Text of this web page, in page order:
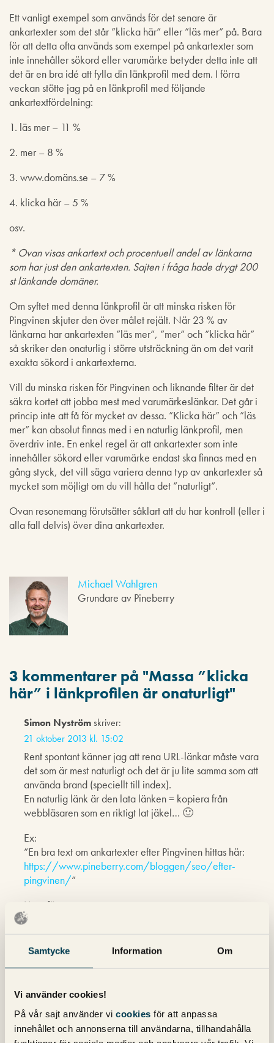
Samtycke Information Om
Vi använder cookies!
På vår sajt använder vi cookies för att anpassa
innehållet och annonserna till användarna, tillhandahålla
Ett vanligt exempel som används för det senare är
ankartexter som det står ”klicka här” eller ”läs mer” på. Bara
för att detta ofta används som exempel på ankartexter som
inte innehåller sökord eller varumärke betyder detta inte att
det är en bra idé att fylla din länkprofil med dem. I förra
veckan stötte jag på en länkprofil med följande
ankartextfördelning:
1. läs mer – 11 %
2. mer – 8 %
3. www.domäns.se – 7 %
4. klicka här – 5 %
osv.
* Ovan visas ankartext och procentuell andel av länkarna
som har just den ankartexten. Sajten i fråga hade drygt 200
st länkande domäner.
Om syftet med denna länkprofil är att minska risken för
Pingvinen skjuter den över målet rejält. När 23 % av
länkarna har ankartexten ”läs mer”, ”mer” och ”klicka här”
så skriker den onaturlig i större utsträckning än om det varit
exakta sökord i ankartexterna.
Vill du minska risken för Pingvinen och liknande filter är det
säkra kortet att jobba mest med varumärkeslänkar. Det går i
princip inte att få för mycket av dessa. ”Klicka här” och ”läs
mer” kan absolut finnas med i en naturlig länkprofil, men
överdriv inte. En enkel regel är att ankartexter som inte
innehåller sökord eller varumärke endast ska finnas med en
gång styck, det vill säga variera denna typ av ankartexter så
mycket som möjligt om du vill hålla det ”naturligt”.
Ovan resonemang förutsätter såklart att du har kontroll (eller i
alla fall delvis) över dina ankartexter.
Michael Wahlgren
Grundare av Pineberry
3 kommentarer på "Massa ”klicka
här” i länkprofilen är onaturligt"
Simon Nyströmskriver:
21 oktober 2013 kl. 15:02
Rent spontant känner jag att rena URL-länkar måste vara
det som är mest naturligt och det är ju lite samma som att
använda brand (speciellt till index).
En naturlig länk är den lata länken = kopiera från
webbläsaren som en riktigt lat jäkel… 🙂
Ex:
”En bra text om ankartexter efter Pingvinen hittas här:
https://www.pineberry.com/bloggen/seo/efter-
pingvinen/”
Ungefär.
MÅSTE det ju ha handlat om en smslånesajt i exemplet
ovan. 😀
22 oktober 2013 kl. 16:25
Simon,